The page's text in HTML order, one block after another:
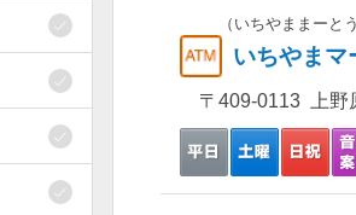
（いちやままーと
いちやまマ
〒409-0113 上野